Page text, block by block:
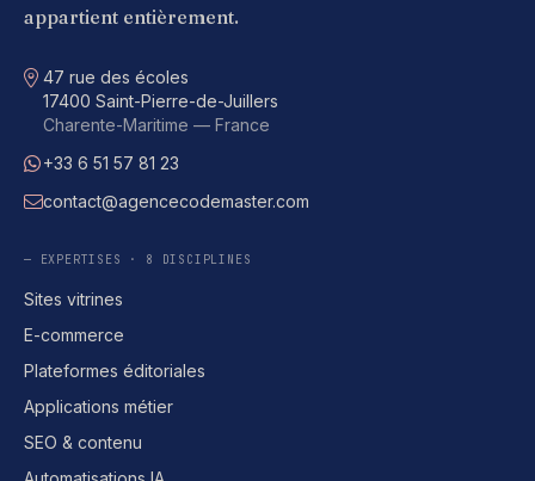
appartient entièrement.
Adresse
47 rue des écoles
17400 Saint-Pierre-de-Juillers
Charente-Maritime — France
WhatsApp
+33 6 51 57 81 23
E-mailcontact@agencecodemaster.com
— EXPERTISES · 8 DISCIPLINES
Sites vitrines
E-commerce
Plateformes éditoriales
Applications métier
SEO & contenu